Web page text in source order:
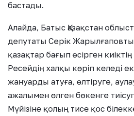
бастады.
Алайда, Батыс Қазақстан
депутаты Серік
қазақтар бағып өсірген
Ресейдің халқы көріп келеді
жануарды атуға, өлтіруге,
ажалымен өлген бөкенге
Мүйізіне қолың тисе қос